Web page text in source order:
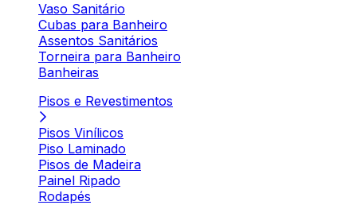
Vaso Sanitário
Cubas para Banheiro
Assentos Sanitários
Torneira para Banheiro
Banheiras
Pisos e Revestimentos
Pisos Vinílicos
Piso Laminado
Pisos de Madeira
Painel Ripado
Rodapés